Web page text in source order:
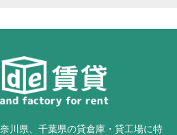
川県、千葉県の貸倉庫・貸工場に特